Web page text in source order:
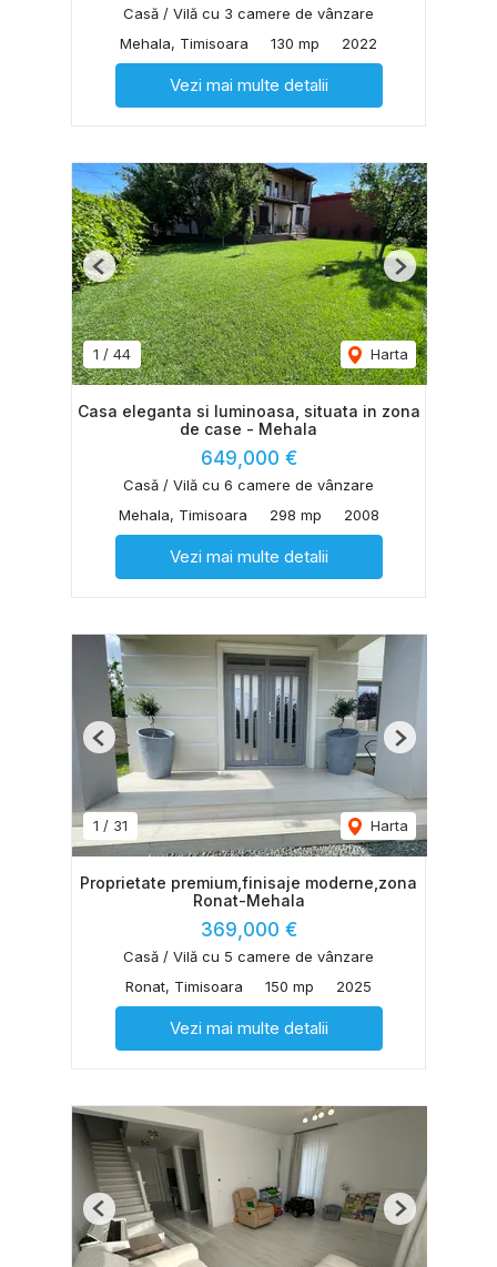
Casă / Vilă cu 3 camere de vânzare
Mehala, Timisoara
130 mp 2022
Vezi mai multe detalii
1 / 44 Harta
Previous Next
Casa eleganta si luminoasa, situata in zona
de case - Mehala
649,000 €
Casă / Vilă cu 6 camere de vânzare
Mehala, Timisoara
298 mp 2008
Vezi mai multe detalii
1 / 31 Harta
Previous Next
Proprietate premium,finisaje moderne,zona
Ronat-Mehala
369,000 €
Casă / Vilă cu 5 camere de vânzare
Ronat, Timisoara
150 mp 2025
Vezi mai multe detalii
Previous Next